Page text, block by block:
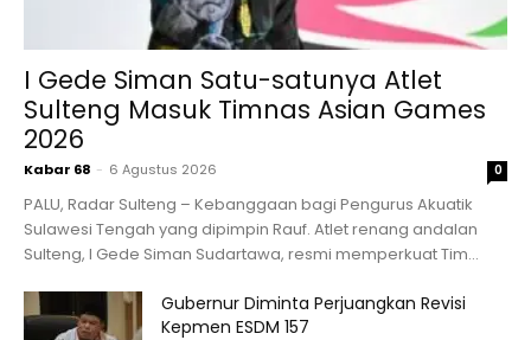
I Gede Siman Satu-satunya Atlet
Sulteng Masuk Timnas Asian Games
2026
Kabar 68 - 6 Agustus 2026 0
PALU, Radar Sulteng – Kebanggaan bagi Pengurus Akuatik
Sulawesi Tengah yang dipimpin Rauf. Atlet renang andalan
Sulteng, I Gede Siman Sudartawa, resmi memperkuat Tim...
Gubernur Diminta Perjuangkan Revisi
Kepmen ESDM 157